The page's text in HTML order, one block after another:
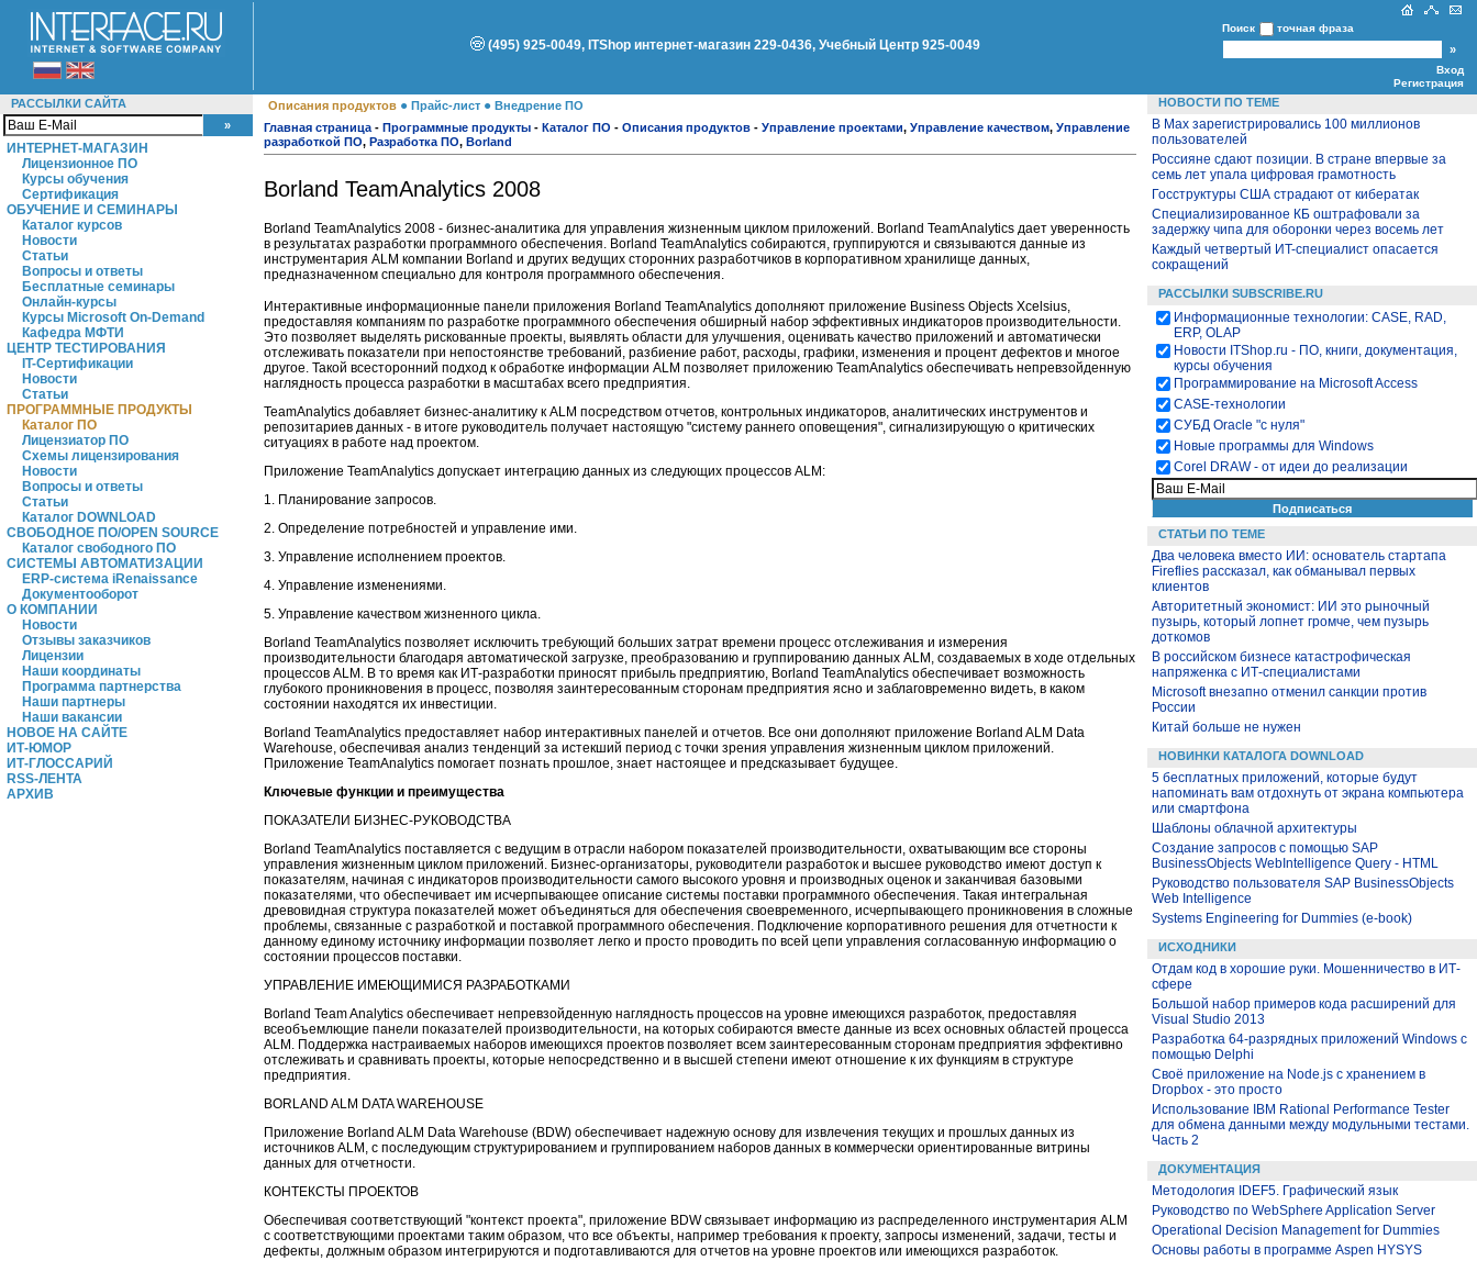
(495) 925-0049, ITShop интернет-магазин 229-0436, Учебный Центр 925-0049
Поиск точная фраза
Вход
Регистрация
РАССЫЛКИ САЙТА
ИНТЕРНЕТ-МАГАЗИН
Лицензионное ПО
Курсы обучения
Сертификация
ОБУЧЕНИЕ И СЕМИНАРЫ
Каталог курсов
Новости
Статьи
Вопросы и ответы
Бесплатные семинары
Онлайн-курсы
Курсы Microsoft On-Demand
Кафедра МФТИ
ЦЕНТР ТЕСТИРОВАНИЯ
IT-Сертификации
Новости
Статьи
ПРОГРАММНЫЕ ПРОДУКТЫ
Каталог ПО
Лицензиатор ПО
Схемы лицензирования
Новости
Вопросы и ответы
Статьи
Каталог DOWNLOAD
СВОБОДНОЕ ПО/OPEN SOURCE
Каталог свободного ПО
СИСТЕМЫ АВТОМАТИЗАЦИИ
ERP-система iRenaissance
Документооборот
О КОМПАНИИ
Новости
Отзывы заказчиков
Лицензии
Наши координаты
Программа партнерства
Наши партнеры
Наши вакансии
НОВОЕ НА САЙТЕ
ИТ-ЮМОР
ИТ-ГЛОССАРИЙ
RSS-ЛЕНТА
АРХИВ
Описания продуктов ● Прайс-лист ● Внедрение ПО
Главная страница - Программные продукты - Каталог ПО - Описания продуктов - Управление проектами, Управление качеством, Управление
разработкой ПО, Разработка ПО, Borland
Borland TeamAnalytics 2008
Borland TeamAnalytics 2008 - бизнес-аналитика для управления жизненным циклом приложений. Borland TeamAnalytics дает уверенность
в результатах разработки программного обеспечения. Borland TeamAnalytics собираются, группируются и связываются данные из
инструментария ALM компании Borland и других ведущих сторонних разработчиков в корпоративном хранилище данных,
предназначенном специально для контроля программного обеспечения.
Интерактивные информационные панели приложения Borland TeamAnalytics дополняют приложение Business Objects Xcelsius,
предоставляя компаниям по разработке программного обеспечения обширный набор эффективных индикаторов производительности.
Это позволяет выделять рискованные проекты, выявлять области для улучшения, оценивать качество приложений и автоматически
отслеживать показатели при непостоянстве требований, разбиение работ, расходы, графики, изменения и процент дефектов и многое
другое. Такой всесторонний подход к обработке информации ALM позволяет приложению TeamAnalytics обеспечивать непревзойденную
наглядность процесса разработки в масштабах всего предприятия.
TeamAnalytics добавляет бизнес-аналитику к ALM посредством отчетов, контрольных индикаторов, аналитических инструментов и
репозитариев данных - в итоге руководитель получает настоящую "систему раннего оповещения", сигнализирующую о критических
ситуациях в работе над проектом.
Приложение TeamAnalytics допускает интеграцию данных из следующих процессов ALM:
1. Планирование запросов.
2. Определение потребностей и управление ими.
3. Управление исполнением проектов.
4. Управление изменениями.
5. Управление качеством жизненного цикла.
Borland TeamAnalytics позволяет исключить требующий больших затрат времени процесс отслеживания и измерения
производительности благодаря автоматической загрузке, преобразованию и группированию данных ALM, создаваемых в ходе отдельных
процессов ALM. В то время как ИТ-разработки приносят прибыль предприятию, Borland TeamAnalytics обеспечивает возможность
глубокого проникновения в процесс, позволяя заинтересованным сторонам предприятия ясно и заблаговременно видеть, в каком
состоянии находятся их инвестиции.
Borland TeamAnalytics предоставляет набор интерактивных панелей и отчетов. Все они дополняют приложение Borland ALM Data
Warehouse, обеспечивая анализ тенденций за истекший период с точки зрения управления жизненным циклом приложений.
Приложение TeamAnalytics помогает познать прошлое, знает настоящее и предсказывает будущее.
Ключевые функции и преимущества
ПОКАЗАТЕЛИ БИЗНЕС-РУКОВОДСТВА
Borland TeamAnalytics поставляется с ведущим в отрасли набором показателей производительности, охватывающим все стороны
управления жизненным циклом приложений. Бизнес-организаторы, руководители разработок и высшее руководство имеют доступ к
показателям, начиная с индикаторов производительности самого высокого уровня и производных оценок и заканчивая базовыми
показателями, что обеспечивает им исчерпывающее описание системы поставки программного обеспечения. Такая интегральная
древовидная структура показателей может объединяться для обеспечения своевременного, исчерпывающего проникновения в сложные
проблемы, связанные с разработкой и поставкой программного обеспечения. Подключение корпоративного решения для отчетности к
данному единому источнику информации позволяет легко и просто проводить по всей цепи управления согласованную информацию о
состоянии процессов поставки.
УПРАВЛЕНИЕ ИМЕЮЩИМИСЯ РАЗРАБОТКАМИ
Borland Team Analytics обеспечивает непревзойденную наглядность процессов на уровне имеющихся разработок, предоставляя
всеобъемлющие панели показателей производительности, на которых собираются вместе данные из всех основных областей процесса
ALM. Поддержка настраиваемых наборов имеющихся проектов позволяет всем заинтересованным сторонам предприятия эффективно
отслеживать и сравнивать проекты, которые непосредственно и в высшей степени имеют отношение к их функциям в структуре
предприятия.
BORLAND ALM DATA WAREHOUSE
Приложение Borland ALM Data Warehouse (BDW) обеспечивает надежную основу для извлечения текущих и прошлых данных из
источников ALM, с последующим структурированием и группированием наборов данных в коммерчески ориентированные витрины
данных для отчетности.
КОНТЕКСТЫ ПРОЕКТОВ
Обеспечивая соответствующий "контекст проекта", приложение BDW связывает информацию из распределенного инструментария ALM
с соответствующими проектами таким образом, что все объекты, например требования к проекту, запросы изменений, задачи, тесты и
дефекты, должным образом интегрируются и подготавливаются для отчетов на уровне проектов или имеющихся разработок.
НОВОСТИ ПО ТЕМЕ
В Max зарегистрировались 100 миллионов
пользователей
Россияне сдают позиции. В стране впервые за
семь лет упала цифровая грамотность
Госструктуры США страдают от кибератак
Специализированное КБ оштрафовали за
задержку чипа для оборонки через восемь лет
Каждый четвертый ИT-специалист опасается
сокращений
РАССЫЛКИ SUBSCRIBE.RU
Информационные технологии: CASE, RAD,
ERP, OLAP
Новости ITShop.ru - ПО, книги, документация,
курсы обучения
Программирование на Microsoft Access
CASE-технологии
СУБД Oracle "с нуля"
Новые программы для Windows
Corel DRAW - от идеи до реализации
СТАТЬИ ПО ТЕМЕ
Два человека вместо ИИ: основатель стартапа
Fireflies рассказал, как обманывал первых
клиентов
Авторитетный экономист: ИИ это рыночный
пузырь, который лопнет громче, чем пузырь
доткомов
В российском бизнесе катастрофическая
напряженка с ИТ-специалистами
Microsoft внезапно отменил санкции против
России
Китай больше не нужен
НОВИНКИ КАТАЛОГА DOWNLOAD
5 бесплатных приложений, которые будут
напоминать вам отдохнуть от экрана компьютера
или смартфона
Шаблоны облачной архитектуры
Создание запросов с помощью SAP
BusinessObjects WebIntelligence Query - HTML
Руководство пользователя SAP BusinessObjects
Web Intelligence
Systems Engineering for Dummies (e-book)
ИСХОДНИКИ
Отдам код в хорошие руки. Мошенничество в ИТ-
сфере
Большой набор примеров кода расширений для
Visual Studio 2013
Разработка 64-разрядных приложений Windows с
помощью Delphi
Своё приложение на Node.js с хранением в
Dropbox - это просто
Использование IBM Rational Performance Tester
для обмена данными между модульными тестами.
Часть 2
ДОКУМЕНТАЦИЯ
Методология IDEF5. Графический язык
Руководство по WebSphere Application Server
Operational Decision Management for Dummies
Основы работы в программе Aspen HYSYS